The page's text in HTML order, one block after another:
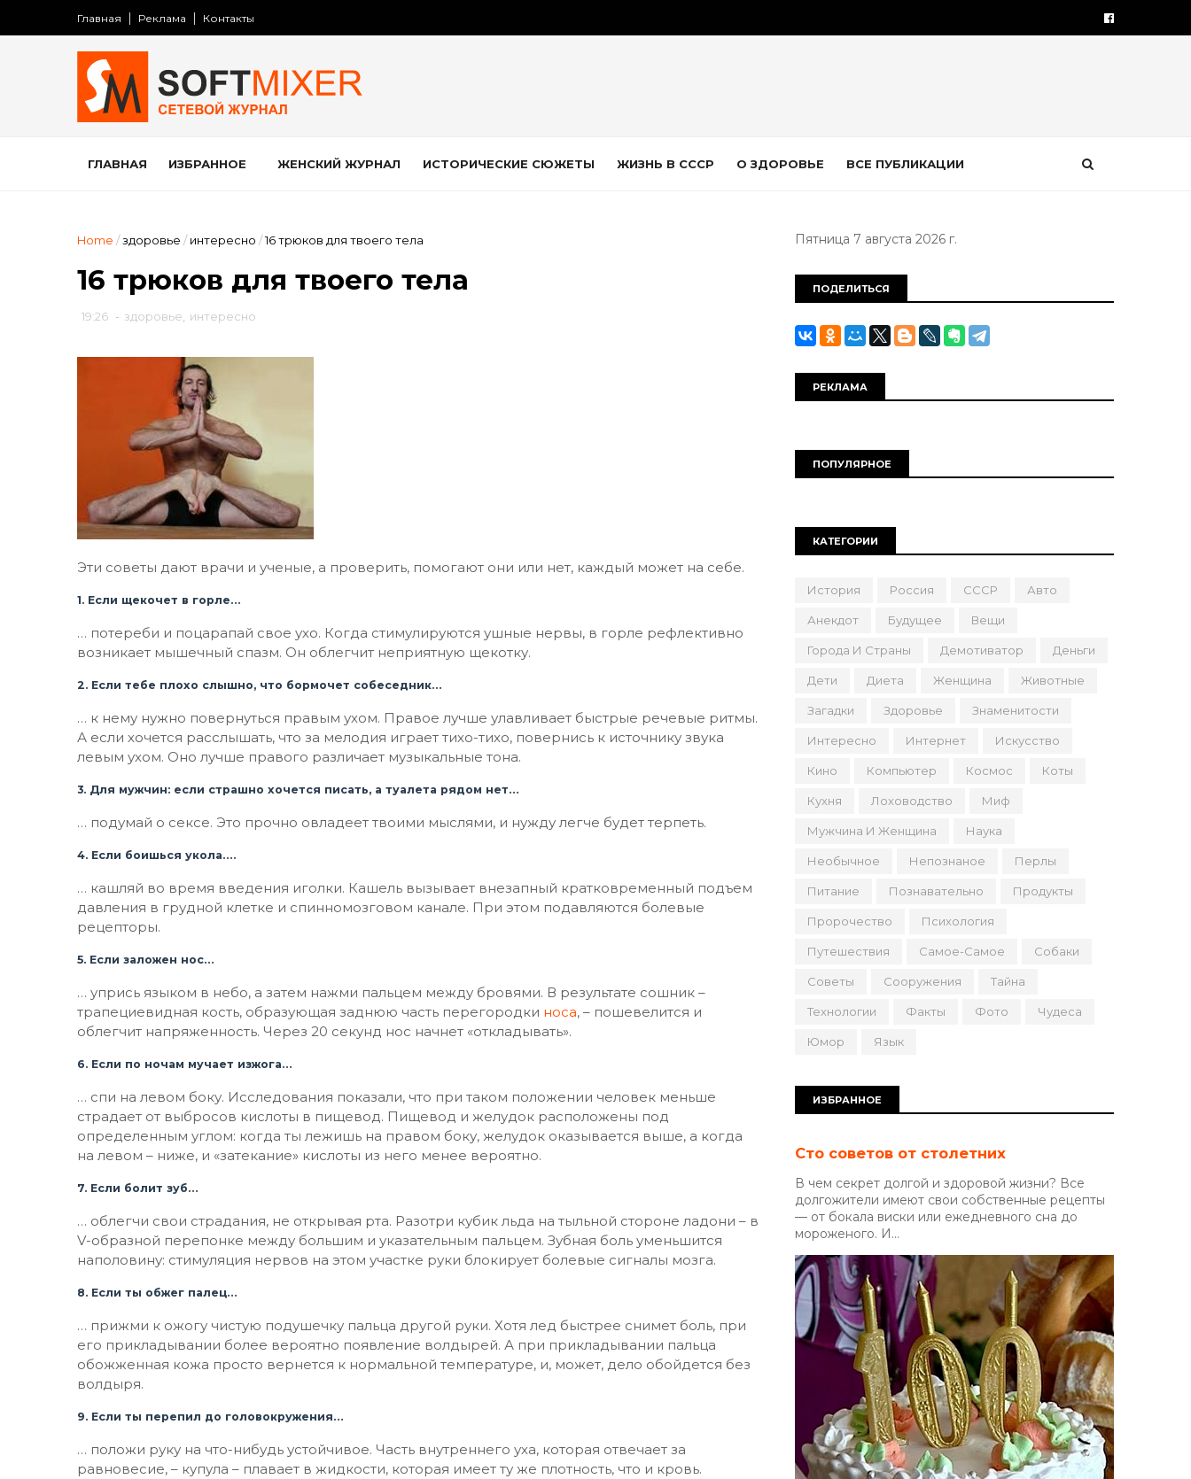
Главная Реклама Контакты
ГЛАВНАЯ ИЗБРАННОЕ ЖЕНСКИЙ ЖУРНАЛ ИСТОРИЧЕСКИЕ СЮЖЕТЫ ЖИЗНЬ В СССР О ЗДОРОВЬЕ ВСЕ ПУБЛИКАЦИИ
Home /здоровье / интересно /16 трюков для твоего тела
16 трюков для твоего тела
19:26 - здоровье интересно
Эти советы дают врачи и ученые, а проверить, помогают они или нет, каждый может на себе.
1. Если щекочет в горле…
… потереби и поцарапай свое ухо. Когда стимулируются ушные нервы, в горле рефлективно
возникает мышечный спазм. Он облегчит неприятную щекотку.
2. Если тебе плохо слышно, что бормочет собеседник…
… к нему нужно повернуться правым ухом. Правое лучше улавливает быстрые речевые ритмы.
А если хочется расслышать, что за мелодия играет тихо-тихо, повернись к источнику звука
левым ухом. Оно лучше правого различает музыкальные тона.
3. Для мужчин: если страшно хочется писать, а туалета рядом нет…
… подумай о сексе. Это прочно овладеет твоими мыслями, и нужду легче будет терпеть.
4. Если боишься укола….
… кашляй во время введения иголки. Кашель вызывает внезапный кратковременный подъем
давления в грудной клетке и спинномозговом канале. При этом подавляются болевые
рецепторы.
5. Если заложен нос…
… упрись языком в небо, а затем нажми пальцем между бровями. В результате сошник –
трапециевидная кость, образующая заднюю часть перегородки носа, – пошевелится и
облегчит напряженность. Через 20 секунд нос начнет «откладывать».
6. Если по ночам мучает изжога…
… спи на левом боку. Исследования показали, что при таком положении человек меньше
страдает от выбросов кислоты в пищевод. Пищевод и желудок расположены под
определенным углом: когда ты лежишь на правом боку, желудок оказывается выше, а когда
на левом – ниже, и «затекание» кислоты из него менее вероятно.
7. Если болит зуб…
… облегчи свои страдания, не открывая рта. Разотри кубик льда на тыльной стороне ладони – в
V-образной перепонке между большим и указательным пальцем. Зубная боль уменьшится
наполовину: стимуляция нервов на этом участке руки блокирует болевые сигналы мозга.
8. Если ты обжег палец…
… прижми к ожогу чистую подушечку пальца другой руки. Хотя лед быстрее снимет боль, при
его прикладывании более вероятно появление волдырей. А при прикладывании пальца
обожженная кожа просто вернется к нормальной температуре, и, может, дело обойдется без
волдыря.
9. Если ты перепил до головокружения…
… положи руку на что-нибудь устойчивое. Часть внутреннего уха, которая отвечает за
равновесие, – купула – плавает в жидкости, которая имеет ту же плотность, что и кровь.
Пятница 7 августа 2026 г.
ПОДЕЛИТЬСЯ
РЕКЛАМА
ПОПУЛЯРНОЕ
КАТЕГОРИИ
История Россия СССР Авто
Анекдот Будущее Вещи
Города И Страны Демотиватор Деньги
Дети Диета Женщина Животные
Загадки Здоровье Знаменитости
Интересно Интернет Искусство
Кино Компьютер Космос Коты
Кухня Лоховодство Миф
Мужчина И Женщина Наука
Необычное Непознаное Перлы
Питание Познавательно Продукты
Пророчество Психология
Путешествия Самое-Самое Собаки
Советы Сооружения Тайна
Технологии Факты Фото Чудеса
Юмор Язык
ИЗБРАННОЕ
Сто советов от столетних
В чем секрет долгой и здоровой жизни? Все
долгожители имеют свои собственные рецепты
— от бокала виски или ежедневного сна до
мороженого. И...